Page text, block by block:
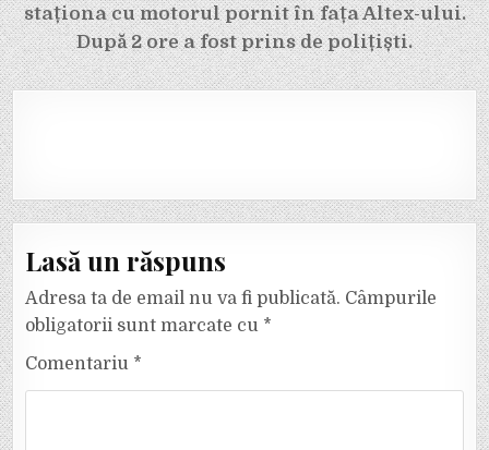
staționa cu motorul pornit în fața Altex-ului.
După 2 ore a fost prins de polițiști.
Lasă un răspuns
Adresa ta de email nu va fi publicată. Câmpurile
obligatorii sunt marcate cu *
Comentariu *